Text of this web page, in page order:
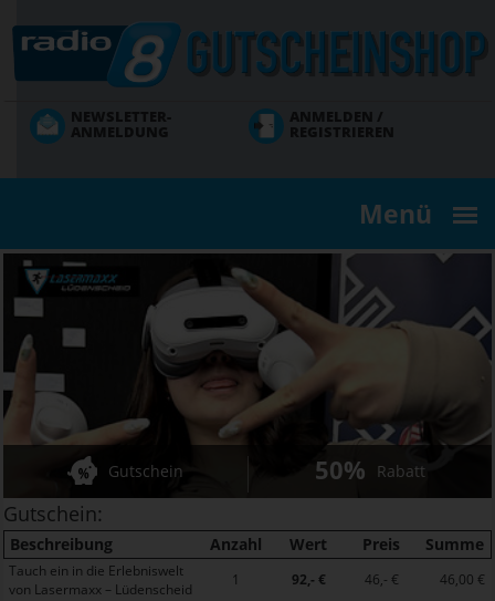
zum
Inhalt
NEWSLETTER-
ANMELDUNG
ANMELDEN /
REGISTRIEREN
Menü
Gutschein 50% Rabatt
Gutschein:
Beschreibung Anzahl Wert Preis Summe
Tauch ein in die Erlebniswelt
von Lasermaxx – Lüdenscheid
1 92,- € 46,- €
46,00 €